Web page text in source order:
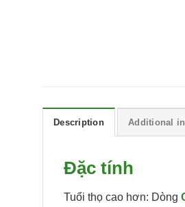
Description Additional
Đặc tính
Tuổi thọ cao hơn: Dòng